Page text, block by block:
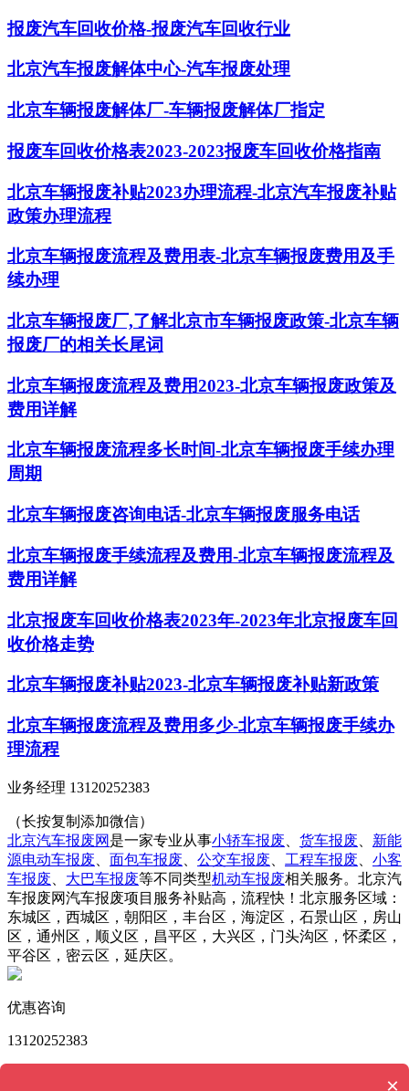
报废汽车回收价格-报废汽车回收行业
北京汽车报废解体中心-汽车报废处理
北京车辆报废解体厂-车辆报废解体厂指定
报废车回收价格表2023-2023报废车回收价格指南
北京车辆报废补贴2023办理流程-北京汽车报废补贴
政策办理流程
北京车辆报废流程及费用表-北京车辆报废费用及手
续办理
北京车辆报废厂,了解北京市车辆报废政策-北京车辆
报废厂的相关长尾词
北京车辆报废流程及费用2023-北京车辆报废政策及
费用详解
北京车辆报废流程多长时间-北京车辆报废手续办理
周期
北京车辆报废咨询电话-北京车辆报废服务电话
北京车辆报废手续流程及费用-北京车辆报废流程及
费用详解
北京报废车回收价格表2023年-2023年北京报废车回
收价格走势
北京车辆报废补贴2023-北京车辆报废补贴新政策
北京车辆报废流程及费用多少-北京车辆报废手续办
理流程
业务经理 13120252383
（长按复制添加微信）
北京汽车报废网 是一家专业从事小轿车报废 货车报废
新能
源电动车报废
面包车报废 公交车报废 工程车报废
小客
车报废
大巴车报废等不同类型机动车报废相关服务。北京汽
车报废网汽车报废项目服务补贴高，流程快！北京服务区域：
东城区，西城区，朝阳区，丰台区，海淀区，石景山区，房山
区，通州区，顺义区，昌平区，大兴区，门头沟区，怀柔区，
平谷区，密云区，延庆区。
优惠咨询
13120252383
×